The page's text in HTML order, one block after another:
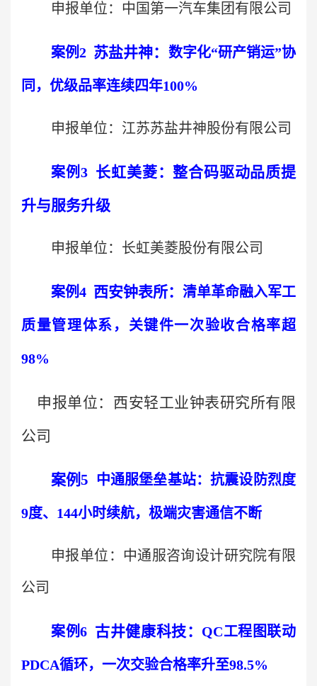
申报单位：中国第一汽车集团有限公司
案例2 苏盐井神： 数字化“研产销运”协
同，优级品率连续四年100%
申报单位：江苏苏盐井神股份有限公司
案例 3 长虹美菱：整合码驱动品质提
升与服务升级
申报单位：长虹美菱股份有限公司
案例4 西安钟表所： 清单革命融入军工
质量管理体系，关键件一次验收合格率超
98%
申报单位：西安轻工业钟表研究所有限
公司
案例5 中通服堡垒基站：抗震设防烈度
9度、 144小时续航，极端灾害通信不断
申报单位：中通服咨询设计研究院有限
公司
案例6 古井健康科技： QC工程图联动
PDCA循环，一次交验合格率升至98.5%